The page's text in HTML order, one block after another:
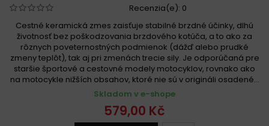
Recenzia(e): 0
Cestné keramická zmes zaisťuje stabilné brzdné účinky, dlhú
životnosť bez poškodzovania brzdového kotúča, a to ako za
rôznych poveternostných podmienok (dážď alebo prudké
zmeny teplôt), tak aj pri zmenách trecie sily. Je odporúčaná pre
staršie športové a cestovné modely motocyklov, rovnako ako
na motocykle nižších obsahov, ktoré nie sú v origináli osadené...
Skladom v e-shope
579,00 Kč